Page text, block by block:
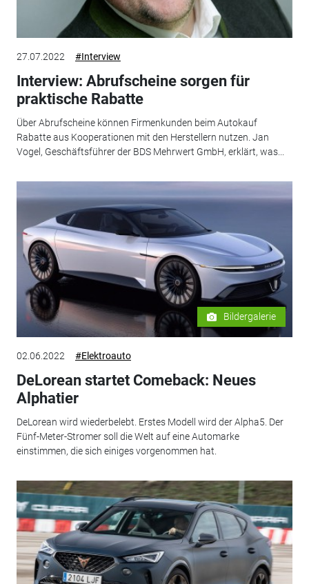
27.07.2022 #Interview
Interview: Abrufscheine sorgen für
praktische Rabatte
Über Abrufscheine können Firmenkunden beim Autokauf
Rabatte aus Kooperationen mit den Herstellern nutzen. Jan
Vogel, Geschäftsführer der BDS Mehrwert GmbH, erklärt, was...
Bildergalerie
02.06.2022 #Elektroauto
DeLorean startet Comeback: Neues
Alphatier
DeLorean wird wiederbelebt. Erstes Modell wird der Alpha5. Der
Fünf-Meter-Stromer soll die Welt auf eine Automarke
einstimmen, die sich einiges vorgenommen hat.